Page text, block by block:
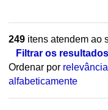
249itens atendem ao
Filtrar os resultados
Ordenar por relevância
alfabeticamente